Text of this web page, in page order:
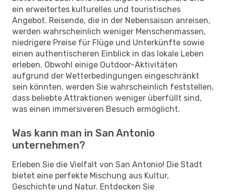
ein erweitertes kulturelles und touristisches
Angebot. Reisende, die in der Nebensaison anreisen,
werden wahrscheinlich weniger Menschenmassen,
niedrigere Preise für Flüge und Unterkünfte sowie
einen authentischeren Einblick in das lokale Leben
erleben. Obwohl einige Outdoor-Aktivitäten
aufgrund der Wetterbedingungen eingeschränkt
sein könnten, werden Sie wahrscheinlich feststellen,
dass beliebte Attraktionen weniger überfüllt sind,
was einen immersiveren Besuch ermöglicht.
Was kann man in San Antonio
unternehmen?
Erleben Sie die Vielfalt von San Antonio! Die Stadt
bietet eine perfekte Mischung aus Kultur,
Geschichte und Natur. Entdecken Sie